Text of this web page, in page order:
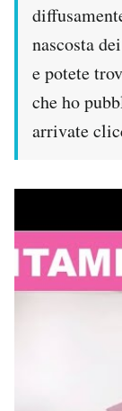
nascosta
e potete
che ho
arrivate